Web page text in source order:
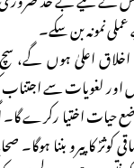
نمونہ بن سکے۔
اعلیٰ ہوں گے، سچ
اور لغویات سے اجتناب
حیات اختیا رکرے
کوثرؐ کا پیرو بننا